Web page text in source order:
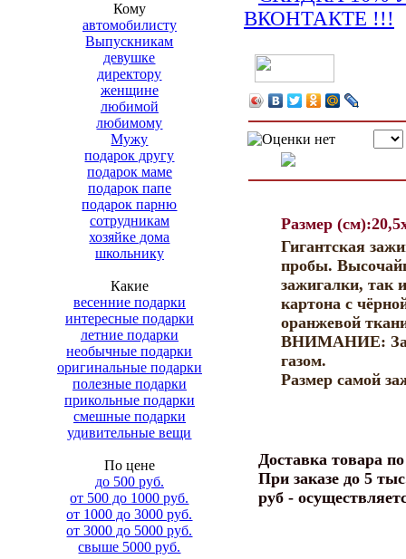
Кому
автомобилисту
Выпускникам
девушке
директору
женщине
любимой
любимому
Мужу
подарок другу
подарок маме
подарок папе
подарок парню
сотрудникам
хозяйке дома
школьнику
Какие
весенние подарки
интересные подарки
летние подарки
необычные подарки
оригинальные подарки
полезные подарки
прикольные подарки
смешные подарки
удивительные вещи
По цене
до 500 руб.
от 500 до 1000 руб.
от 1000 до 3000 руб.
от 3000 до 5000 руб.
свыше 5000 руб.
Размер
Гигантская
пробы.
зажигалки, так
картона с
оранжевой
ВНИМАНИЕ:
газом.
Размер самой
Доставка товара
При заказе до 5
руб -